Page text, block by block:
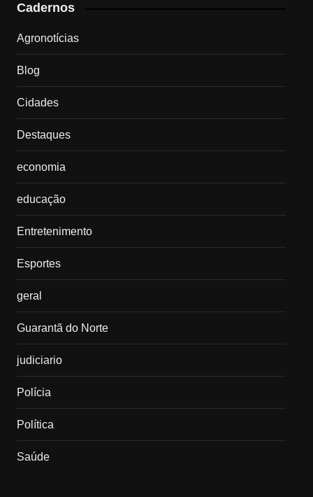
Cadernos
Agronotícias
Blog
Cidades
Destaques
economia
educação
Entretenimento
Esportes
geral
Guarantã do Norte
judiciario
Polícia
Política
Saúde